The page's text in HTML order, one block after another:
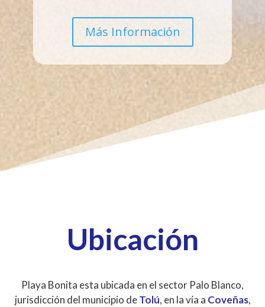
Más Información
Ubicación
Playa Bonita esta ubicada en el sector Palo Blanco,
jurisdicción del municipio deTolú, en la vía a Coveñas,